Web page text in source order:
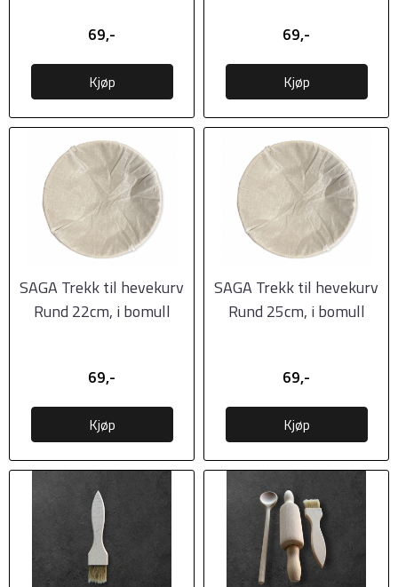
69,-
Kjøp
69,-
Kjøp
SAGA Trekk til hevekurv
Rund 22cm, i bomull
69,-
Kjøp
SAGA Trekk til hevekurv
Rund 25cm, i bomull
69,-
Kjøp